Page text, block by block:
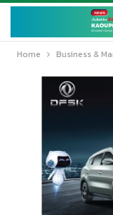
Home Business &